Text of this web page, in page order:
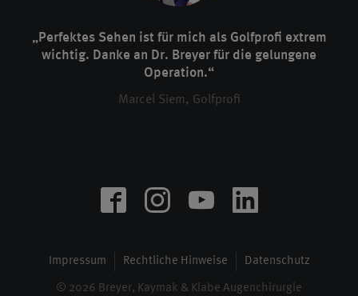
„Perfektes Sehen ist für mich als Golfprofi extrem
wichtig. Danke an Dr. Breyer für die gelungene
Operation.“
Marcel Siem, Golfprofi
Impressum Rechtliche Hinweise Datenschutz
© 2026 Breyer, Kaymak & Klabe Augenchirurgie